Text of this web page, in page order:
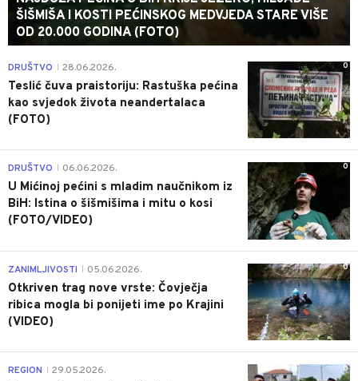
ŠIŠMIŠA I KOSTI PEĆINSKOG MEDVJEDA STARE VIŠE
OD 20.000 GODINA (FOTO)
0
DRUŠTVO 28.06.2026.
Teslić čuva praistoriju: Rastuška pećina
kao svjedok života neandertalaca
(FOTO)
0
DRUŠTVO 06.06.2026.
U Mićinoj pećini s mladim naučnikom iz
BiH: Istina o šišmišima i mitu o kosi
(FOTO/VIDEO)
0
ZANIMLJIVOSTI 05.06.2026.
Otkriven trag nove vrste: Čovječja
ribica mogla bi ponijeti ime po Krajini
(VIDEO)
0
REGION 29.05.2026.